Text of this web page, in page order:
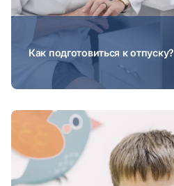
Как подготовиться к отпуску?